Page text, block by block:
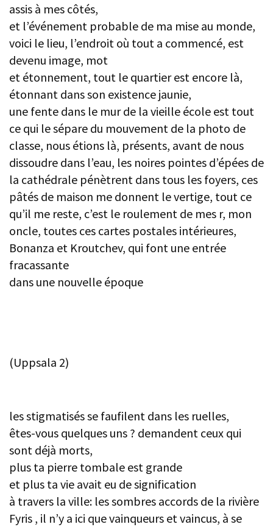
assis à mes côtés,
et l’événement probable de ma mise au monde,
voici le lieu, l’endroit où tout a commencé, est
devenu image, mot
et étonnement, tout le quartier est encore là,
étonnant dans son existence jaunie,
une fente dans le mur de la vieille école est tout
ce qui le sépare du mouvement de la photo de
classe, nous étions là, présents, avant de nous
dissoudre dans l’eau, les noires pointes d’épées de
la cathédrale pénètrent dans tous les foyers, ces
pâtés de maison me donnent le vertige, tout ce
qu’il me reste, c’est le roulement de mes r, mon
oncle, toutes ces cartes postales intérieures,
Bonanza et Kroutchev, qui font une entrée
fracassante
dans une nouvelle époque
(Uppsala 2)
les stigmatisés se faufilent dans les ruelles,
êtes-vous quelques uns ? demandent ceux qui
sont déjà morts,
plus ta pierre tombale est grande
et plus ta vie avait eu de signification
à travers la ville: les sombres accords de la rivière
Fyris , il n’y a ici que vainqueurs et vaincus, à se